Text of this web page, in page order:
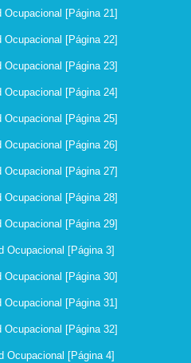
Ocupacional [Página 21]
Ocupacional [Página 22]
Ocupacional [Página 23]
Ocupacional [Página 24]
Ocupacional [Página 25]
Ocupacional [Página 26]
Ocupacional [Página 27]
Ocupacional [Página 28]
Ocupacional [Página 29]
Ocupacional [Página 3]
Ocupacional [Página 30]
Ocupacional [Página 31]
Ocupacional [Página 32]
Ocupacional [Página 4]